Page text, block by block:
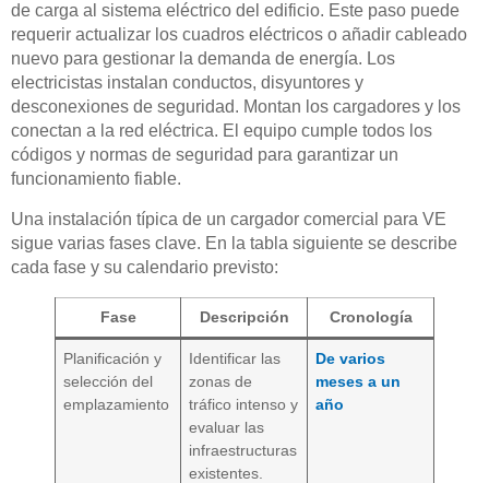
de carga al sistema eléctrico del edificio. Este paso puede
requerir actualizar los cuadros eléctricos o añadir cableado
nuevo para gestionar la demanda de energía. Los
electricistas instalan conductos, disyuntores y
desconexiones de seguridad. Montan los cargadores y los
conectan a la red eléctrica. El equipo cumple todos los
códigos y normas de seguridad para garantizar un
funcionamiento fiable.
Una instalación típica de un cargador comercial para VE
sigue varias fases clave. En la tabla siguiente se describe
cada fase y su calendario previsto:
Fase Descripción Cronología
Planificación y
selección del
emplazamiento
Identificar las
zonas de
tráfico intenso y
evaluar las
infraestructuras
existentes.
De varios
meses a un
año